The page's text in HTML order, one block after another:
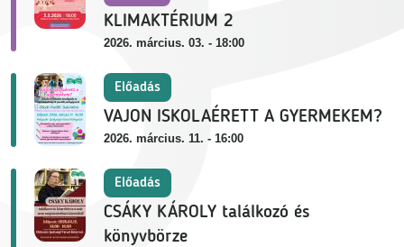
KLIMAKTÉRIUM 2
2026. március. 03. - 18:00
VAJON ISKOLAÉRETT A GYERMEKEM?
Előadás
2026. március. 11. - 16:00
CSÁKY KÁROLY találkozó és
könyvbörze
Előadás